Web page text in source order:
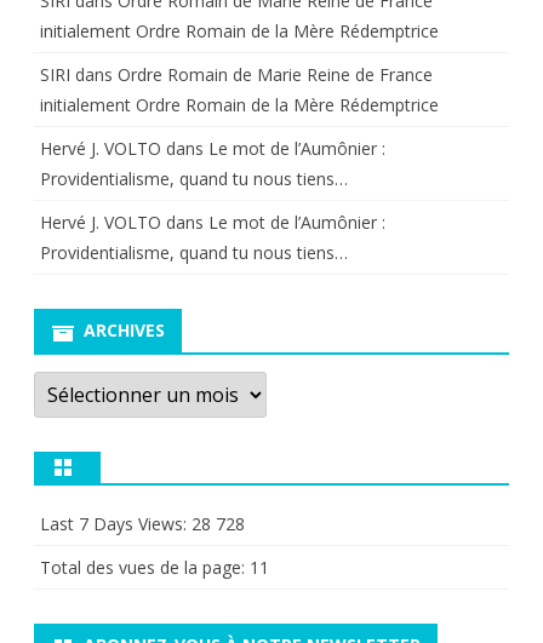
initialement Ordre Romain de la Mère Rédemptrice
SIRI dans Ordre Romain de Marie Reine de France
initialement Ordre Romain de la Mère Rédemptrice
Hervé J. VOLTO dans Le mot de l’Aumônier :
Providentialisme, quand tu nous tiens…
Hervé J. VOLTO dans Le mot de l’Aumônier :
Providentialisme, quand tu nous tiens…
ARCHIVES
Archives
Last 7 Days Views: 28 728
Total des vues de la page: 11